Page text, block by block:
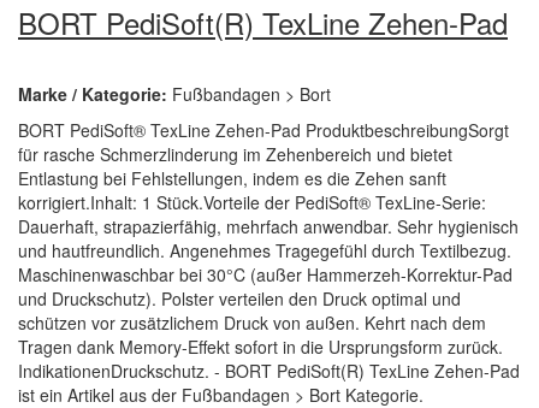
BORT PediSoft(R) TexLine Zehen-Pad
Marke / Kategorie: Fußbandagen > Bort
BORT PediSoft® TexLine Zehen-Pad ProduktbeschreibungSorgt
für rasche Schmerzlinderung im Zehenbereich und bietet
Entlastung bei Fehlstellungen, indem es die Zehen sanft
korrigiert.Inhalt: 1 Stück.Vorteile der PediSoft® TexLine-Serie:
Dauerhaft, strapazierfähig, mehrfach anwendbar. Sehr hygienisch
und hautfreundlich. Angenehmes Tragegefühl durch Textilbezug.
Maschinenwaschbar bei 30°C (außer Hammerzeh-Korrektur-Pad
und Druckschutz). Polster verteilen den Druck optimal und
schützen vor zusätzlichem Druck von außen. Kehrt nach dem
Tragen dank Memory-Effekt sofort in die Ursprungsform zurück.
IndikationenDruckschutz. - BORT PediSoft(R) TexLine Zehen-Pad
ist ein Artikel aus der Fußbandagen > Bort Kategorie.